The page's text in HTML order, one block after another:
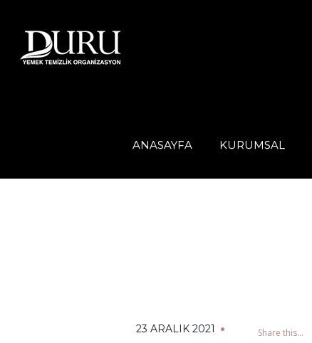
ANASAYFA KURUMSAL
23 ARALIK 2021 Share this...